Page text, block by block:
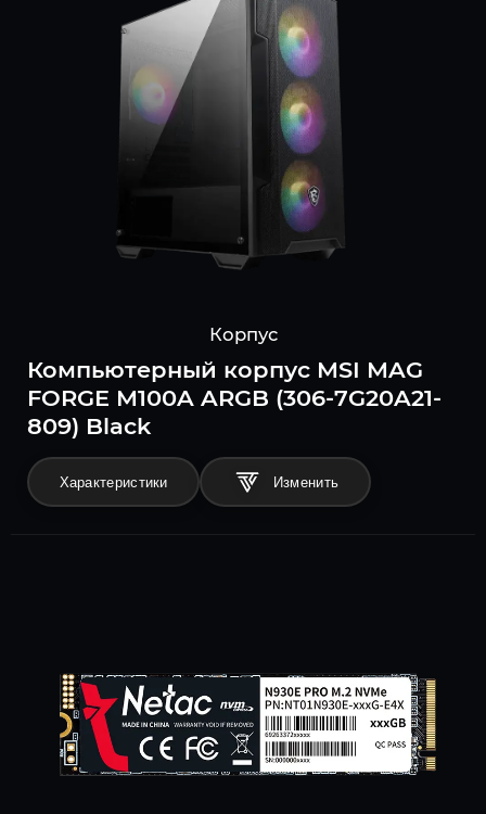
Корпус
Компьютерный корпус MSI MAG
FORGE M100A ARGB (306-7G20A21-
809) Black
Характеристики